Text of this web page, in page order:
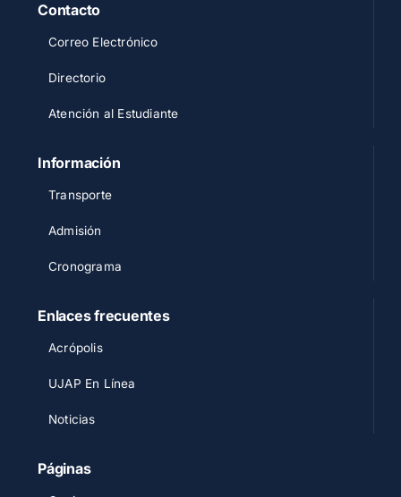
Contacto
Correo Electrónico
Directorio
Atención al Estudiante
Información
Transporte
Admisión
Cronograma
Enlaces frecuentes
Acrópolis
UJAP En Línea
Noticias
Páginas